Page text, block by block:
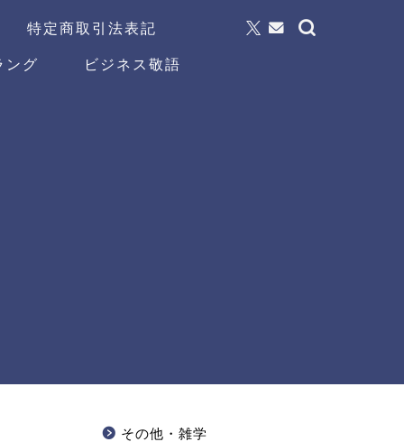
特定商取引法表記
ング
ビジネス敬語
その他・雑学